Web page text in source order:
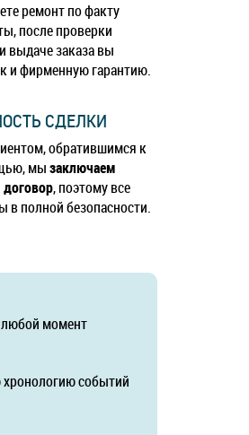
ремонт по факту
после проверки
выдаче заказа вы
и фирменную гарантию.
СДЕЛКИ
обратившимся к
мызаключаем
, поэтому все
в полной безопасности.
любой момент
событий